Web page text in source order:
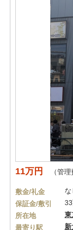
11万円 （管
敷金/礼金
保証金/敷引
所在地
東
最寄り駅